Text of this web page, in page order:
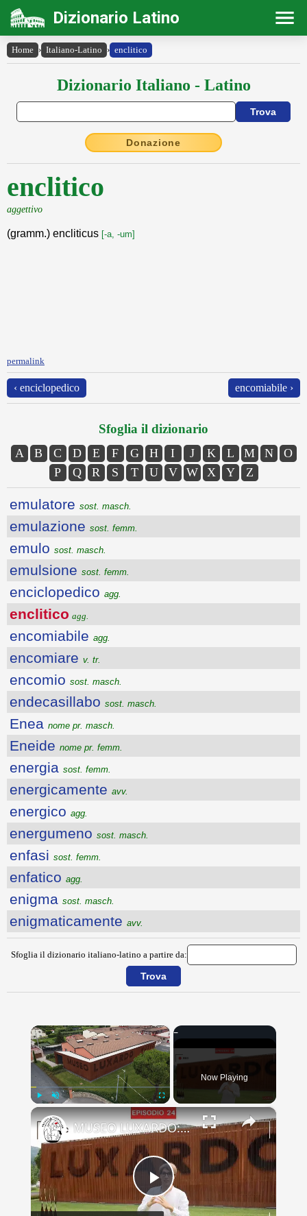
Dizionario Latino
Home › Italiano-Latino › enclitico
Dizionario Italiano - Latino
Donazione
enclitico
aggettivo
(gramm.) encliticus [-a, -um]
permalink
‹ enciclopedico encomiabile ›
Sfoglia il dizionario
A B C D E F G H I J K L M N
O
P
Q R S T U V W X Y Z
emulatore sost. masch.
emulazione sost. femm.
emulo sost. masch.
emulsione sost. femm.
enciclopedico agg.
enclitico agg.
encomiabile agg.
encomiare v. tr.
encomio sost. masch.
endecasillabo sost. masch.
Enea nome pr. masch.
Eneide nome pr. femm.
energia sost. femm.
energicamente avv.
energico agg.
energumeno sost. masch.
enfasi sost. femm.
enfatico agg.
enigma sost. masch.
enigmaticamente avv.
Sfoglia il dizionario italiano-latino a partire da:
×
Fullscreen
Now Playing
×
Play
MUSEO LUXARDO: Un Viaggio nel Tempo e nel Gusto